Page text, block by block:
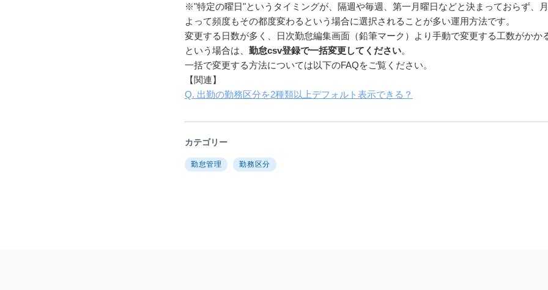
※"特定の曜日"というタイミングが、隔週や毎週、第一月曜日などと決まっておらず、
よって頻度もその都度変わるという場合に選択されることが多い運用方法です。
変更する日数が多く、日次勤怠編集画面（鉛筆マーク）より手動で変更する工数がかか
という場合は、 勤怠csv登録で一括変更してください。
一括で変更する方法については以下のFAQをご覧ください。
【関連】
Q. 出勤の勤務区分を2種類以上デフォルト表示できる？
カテゴリー
勤怠管理 勤務区分